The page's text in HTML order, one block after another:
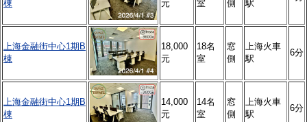
棟
元
室
側
駅
上海金融街中心1期B
棟
18,000
元
18名
室
窓
側
上海火車
駅
6分
上海金融街中心1期B
棟
14,000
元
14名
室
窓
側
上海火車
駅
6分